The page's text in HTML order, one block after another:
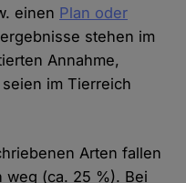
einen Plan oder
stehen im
Annahme,
im Tierreich
Arten fallen
weg (ca. 25 %). Bei